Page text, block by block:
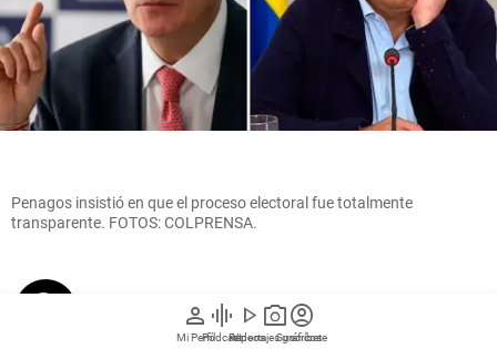
person
Mi Perfil
graphic_eq
Pódcast
play_arrow
Videos
photo_camera
Reportajes gráficos
account_circle
Suscríbete
Penagos insistió en que el proceso electoral fue totalmente
transparente. FOTOS: COLPRENSA.